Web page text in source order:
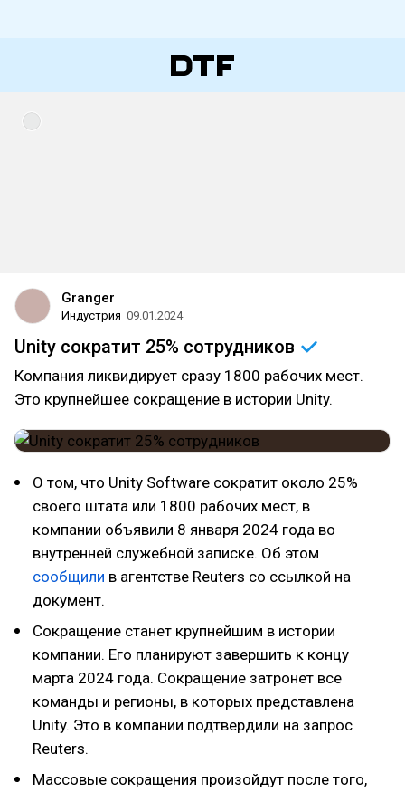
Granger
Индустрия 09.01.2024
Unity сократит 25% сотрудников
Компания ликвидирует сразу 1800 рабочих мест.
Это крупнейшее сокращение в истории Unity.
О том, что Unity Software сократит около 25%
своего штата или 1800 рабочих мест, в
компании объявили 8 января 2024 года во
внутренней служебной записке. Об этом
сообщили в агентстве Reuters со ссылкой на
документ.
Сокращение станет крупнейшим в истории
компании. Его планируют завершить к концу
марта 2024 года. Сокращение затронет все
команды и регионы, в которых представлена
Unity. Это в компании подтвердили на запрос
Reuters.
Массовые сокращения произойдут после того,